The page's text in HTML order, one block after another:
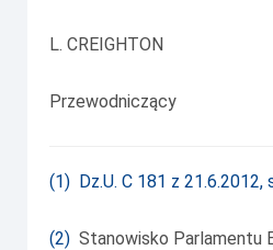
L. CREIGHTON
Przewodniczący
(1) Dz.U. C 181 z 21.6.2012,
(2) Stanowisko Parlamentu